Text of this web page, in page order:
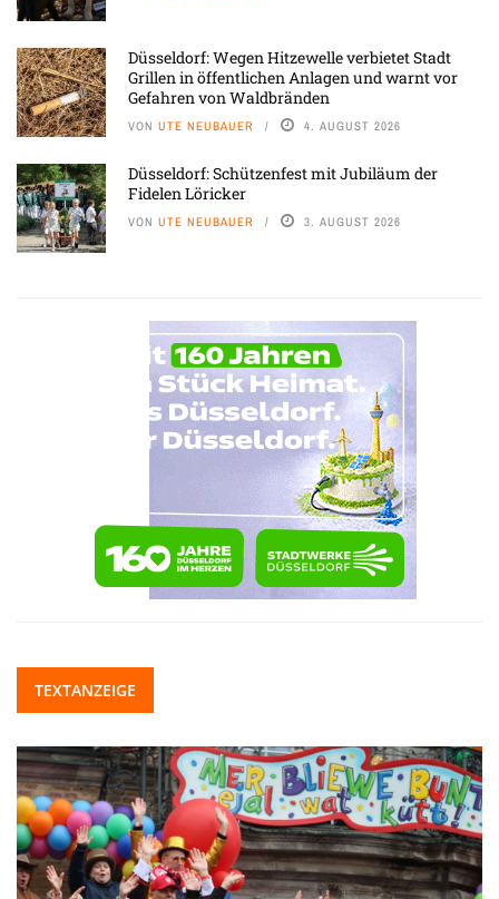
Düsseldorf: Wegen Hitzewelle verbietet Stadt
Grillen in öffentlichen Anlagen und warnt vor
Gefahren von Waldbränden
VON UTE NEUBAUER 4. AUGUST 2026
Düsseldorf: Schützenfest mit Jubiläum der
Fidelen Löricker
VON UTE NEUBAUER 3. AUGUST 2026
TEXTANZEIGE